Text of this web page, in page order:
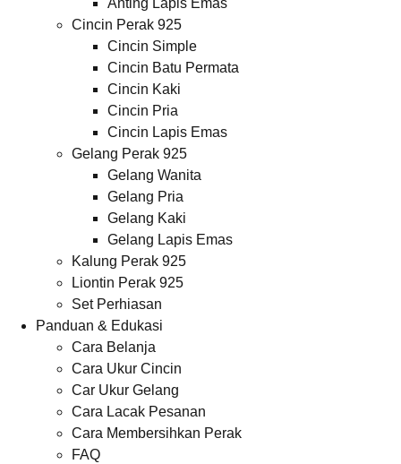
Anting Lapis Emas
Cincin Perak 925
Cincin Simple
Cincin Batu Permata
Cincin Kaki
Cincin Pria
Cincin Lapis Emas
Gelang Perak 925
Gelang Wanita
Gelang Pria
Gelang Kaki
Gelang Lapis Emas
Kalung Perak 925
Liontin Perak 925
Set Perhiasan
Panduan & Edukasi
Cara Belanja
Cara Ukur Cincin
Car Ukur Gelang
Cara Lacak Pesanan
Cara Membersihkan Perak
FAQ